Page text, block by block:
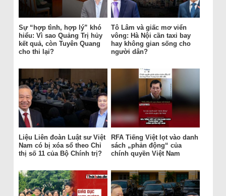
Sự “hợp tình, hợp lý” khó
hiểu: Vì sao Quảng Trị hủy
kết quả, còn Tuyên Quang
cho thi lại?
Tô Lâm và giấc mơ viển
vông: Hà Nội cần taxi bay
hay không gian sống cho
người dân?
Liệu Liên đoàn Luật sư Việt
Nam có bị xóa sổ theo Chỉ
thị số 11 của Bộ Chính trị?
RFA Tiếng Việt lọt vào danh
sách „phản động“ của
chính quyền Việt Nam